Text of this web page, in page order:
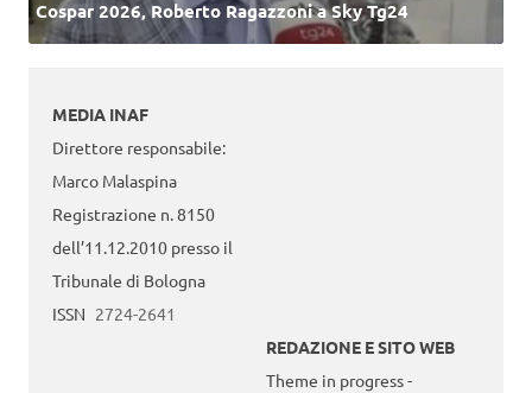
Cospar 2026, Roberto Ragazzoni a Sky Tg24
MEDIA INAF
Direttore responsabile:
Marco Malaspina
Registrazione n. 8150
dell’11.12.2010 presso il
Tribunale di Bologna
ISSN 2724-2641
REDAZIONE E SITO WEB
Theme in progress -